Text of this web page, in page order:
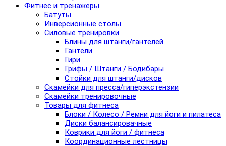
Фитнес и тренажеры
Батуты
Инверсионные столы
Силовые тренировки
Блины для штанги/гантелей
Гантели
Гири
Грифы / Штанги / Бодибары
Стойки для штанги/дисков
Скамейки для пресса/гиперэкстензии
Скамейки тренировочные
Товары для фитнеса
Блоки / Колесо / Ремни для йоги и пилатеса
Диски балансировачные
Коврики для йоги / фитнеса
Координационные лестницы